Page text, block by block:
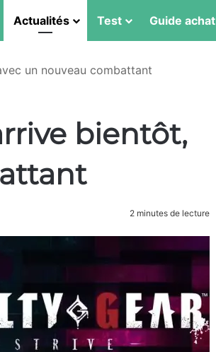
Actualités Test Guide achat
un nouveau combattant
bientôt,
2 minutes de lecture